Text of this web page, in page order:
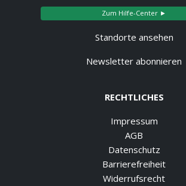
Zum Hilfe-Center ►
Standorte ansehen
Newsletter abonnieren
RECHTLICHES
Impressum
AGB
Datenschutz
Barrierefreiheit
Widerrufsrecht